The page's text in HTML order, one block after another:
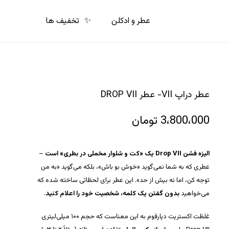
عطر و ادکلن ✨ تخفیف ها
عطر دراپ VII- عطر DROP VII
3،800،000 تومان
الیزه فشن Drop VII یک «کت و شلوار مخملی در بطری» است
–
عطری که به شما نمی‌گوید «خوش بو باش»، بلکه می‌گوید «به من
توجه کن، اما نه بیش از حد». این عطر برای لحظاتی ساخته شده که
می‌خواهید بدون گفتن یک کلمه، شخصیت خود را اعلام کنید.
غلظت اکستریت دپارفوم به این معناست که حجم ۱۰۰ میلی‌لیتری